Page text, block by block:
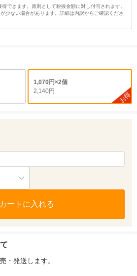
できます。原則として税抜金額に対し付与されます。
少ない場合があります。詳細は内訳からご確認くださ
1,070円×2個
2,140円
お得
カートに入れる
・発送します。